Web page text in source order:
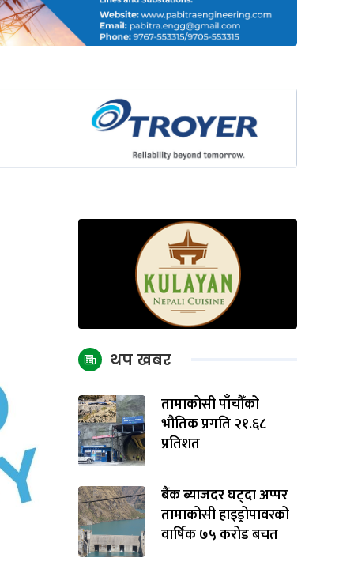
थप खबर
तामाकोसी पाँचौँको
भौतिक प्रगति २१.६८
प्रतिशत
बैंक ब्याजदर घट्दा अप्पर
तामाकोसी हाइड्रोपावरको
वार्षिक ७५ करोड बचत